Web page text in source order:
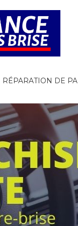
RÉPARATION DE